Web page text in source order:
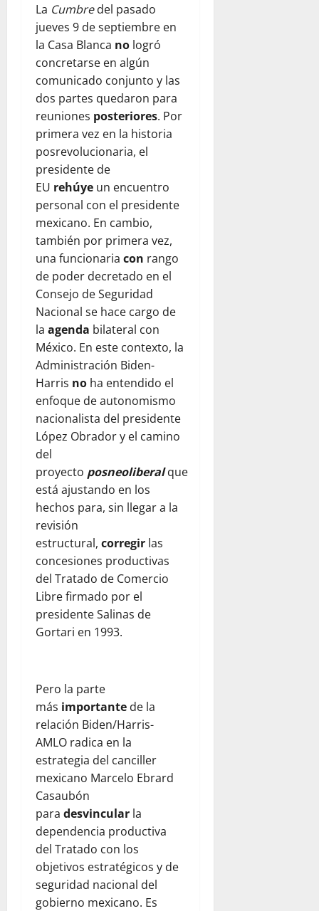
La Cumbredel pasado
jueves 9 de septiembre en
la Casa Blanca no logró
concretarse en algún
comunicado conjunto y las
dos partes quedaron para
reuniones posteriores. Por
primera vez en la historia
posrevolucionaria, el
presidente de
EU rehúye un encuentro
personal con el presidente
mexicano. En cambio,
también por primera vez,
una funcionaria con rango
de poder decretado en el
Consejo de Seguridad
Nacional se hace cargo de
la agenda bilateral con
México. En este contexto, la
Administración Biden-
Harris no ha entendido el
enfoque de autonomismo
nacionalista del presidente
López Obrador y el camino
del
proyecto posneoliberalque
está ajustando en los
hechos para, sin llegar a la
revisión
estructural, corregir las
concesiones productivas
del Tratado de Comercio
Libre firmado por el
presidente Salinas de
Gortari en 1993.
Pero la parte
más importante de la
relación Biden/Harris-
AMLO radica en la
estrategia del canciller
mexicano Marcelo Ebrard
Casaubón
para desvincular la
dependencia productiva
del Tratado con los
objetivos estratégicos y de
seguridad nacional del
gobierno mexicano. Es